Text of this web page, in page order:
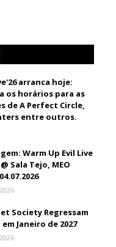
arranca hoje:
os horários para as
de A Perfect Circle,
entre outros.
Warm Up Evil Live
Sala Tejo, MEO
Society Regressam
Janeiro de 2027